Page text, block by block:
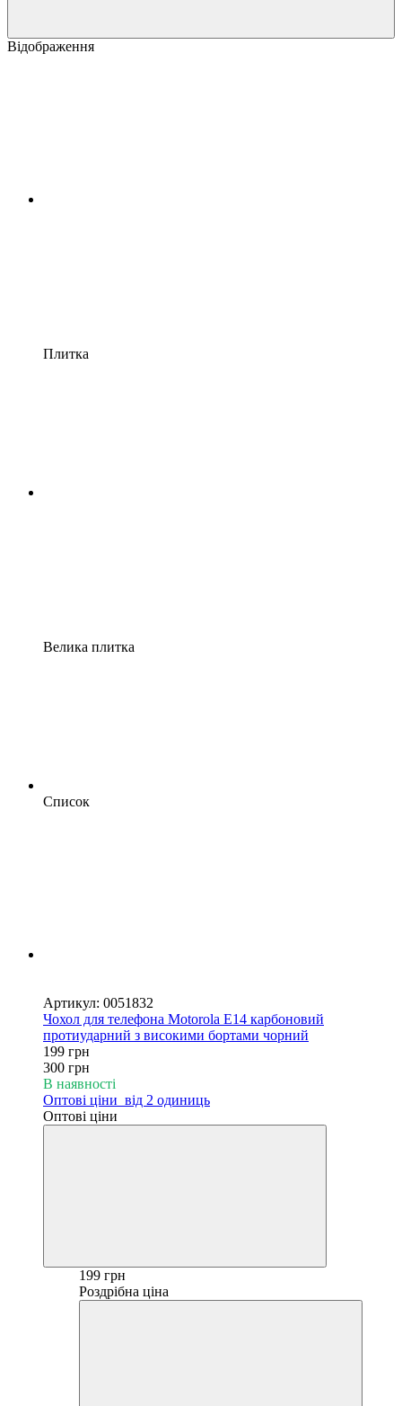
Відображення
Плитка
Велика плитка
Список
Артикул: 0051832
Чохол для телефона Motorola E14 карбоновий
протиударний з високими бортами чорний
199 грн
300 грн
В наявності
Оптові ціни від 2 одиниць
Оптові ціни
199 грн
Роздрібна ціна